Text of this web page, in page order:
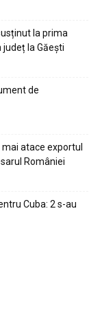
la prima
la Găești
de
atace exportul
României
Cuba: 2 s-au